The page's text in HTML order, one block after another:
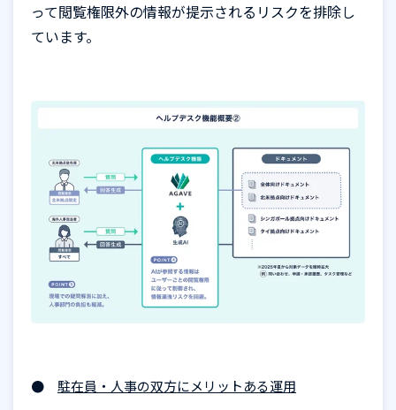
って閲覧権限外の情報が提示されるリスクを排除し
ています。
● 駐在員・人事の双方にメリットある運用